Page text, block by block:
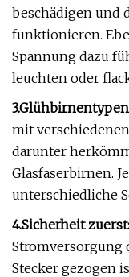
beschädigen und
funktionieren.
Spannung dazu
leuchten oder
3.Glühbirnentypen
mit
darunter
Glasfaserbirnen.
unterschiedliche
4.Sicherheit zuerst:
Stromversorgung
Stecker gezogen